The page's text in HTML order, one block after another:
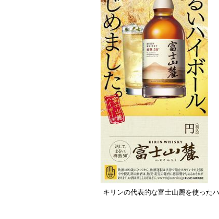
キリンの代表的な富士山麓を使った